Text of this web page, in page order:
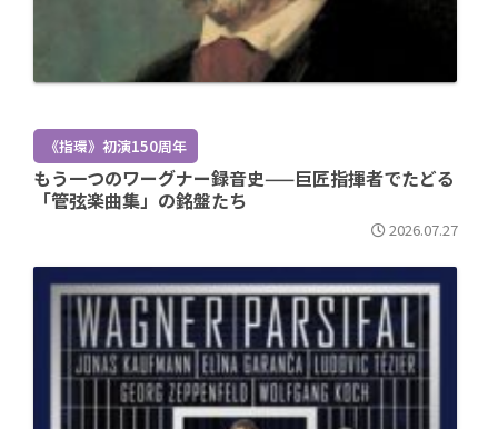
《指環》初演150周年
もう一つのワーグナー録音史——巨匠指揮者でたどる
「管弦楽曲集」の銘盤たち
2026.07.27